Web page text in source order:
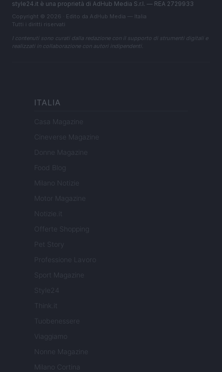
style24.it è una proprietà di AdHub Media S.r.l. — REA 2729933
Copyright © 2026 · Edito da AdHub Media — Italia
Tutti i diritti riservati
I contenuti sono curati dalla redazione con il supporto di strumenti digitali e
realizzati in collaborazione con autori indipendenti.
ITALIA
Casa Magazine
Cineverse Magazine
Donne Magazine
Food Blog
Milano Notizie
Motor Magazine
Notizie.it
Offerte Shopping
Pet Story
Professione Lavoro
Sport Magazine
Style24
Think.it
Tuobenessere
Viaggiamo
Nonne Magazine
Milano Cortina